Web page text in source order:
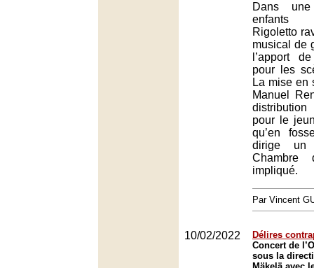
Dans
enfants
Rigoletto
musical de
l’apport
pour les
La mise en
Manuel
distribution
pour le
qu’en
dirige un
Chambre
impliqué.
Par Vincent
10/02/2022
Délires
Concert de
sous la